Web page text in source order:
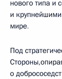
нового типа и
и
мире.
Под
о